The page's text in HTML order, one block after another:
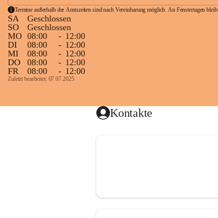
Termine außerhalb der Amtszeiten sind nach Vereinbarung möglich. An Fenstertagen
SA
Geschlossen
SO
Geschlossen
MO 08:00 - 12:00
DI
08:00 - 12:00
MI
08:00 - 12:00
DO
08:00 - 12:00
FR
08:00 - 12:00
Zuletzt bearbeitet: 07.07.2025
Kontakte